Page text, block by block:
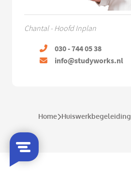
Chantal - Hoofd Inplan
030 - 744 05 38
info@studyworks.nl
Home Huiswerkbegeleiding